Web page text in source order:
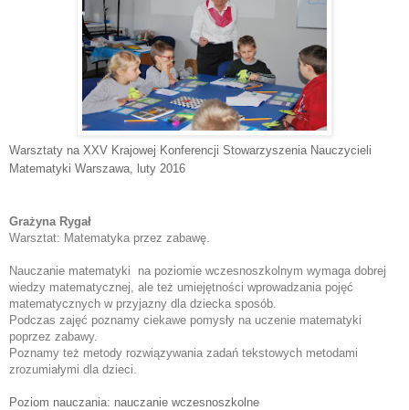
Warsztaty na XXV Krajowej Konferencji Stowarzyszenia Nauczycieli
Matematyki Warszawa , luty 2016
Grażyna Rygał
Warsztat: Matematyka przez zabawę.
Nauczanie matematyki  na poziomie wczesnoszkolnym wymaga dobrej
wiedzy matematycznej, ale też umiejętności wprowadzania pojęć
matematycznych w przyjazny dla dziecka sposób.
Podczas zajęć poznamy ciekawe pomysły na uczenie matematyki
poprzez zabawy.
Poznamy też metody rozwiązywania zadań tekstowych metodami
zrozumiałymi dla dzieci.
Poziom nauczania: nauczanie wczesnoszkolne